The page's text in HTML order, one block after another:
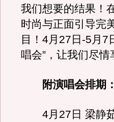
我们想要的结果！
时尚与正面引导完
目！4月27日-5月7
唱会”，让我们尽情
附演唱会排期：
4月27日 梁静茹